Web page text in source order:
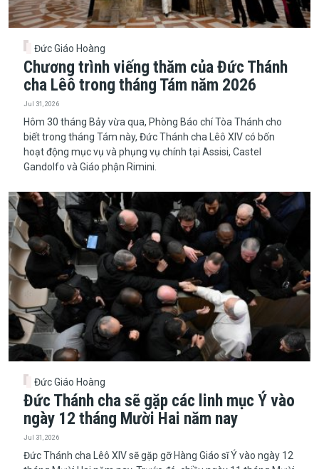
Đức Giáo Hoàng
Chương trình viếng thăm của Đức Thánh
cha Lêô trong tháng Tám năm 2026
Jul 31, 2026
Hôm 30 tháng Bảy vừa qua, Phòng Báo chí Tòa Thánh cho
biết trong tháng Tám này, Đức Thánh cha Lêô XIV có bốn
hoạt động mục vụ và phụng vụ chính tại Assisi, Castel
Gandolfo và Giáo phận Rimini.
Đức Giáo Hoàng
Đức Thánh cha sẽ gặp các linh mục Ý vào
ngày 12 tháng Mười Hai năm nay
Jul 31, 2026
​​​​​​​Đức Thánh cha Lêô XIV sẽ gặp gỡ Hàng Giáo sĩ Ý vào ngày 12